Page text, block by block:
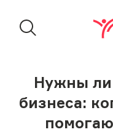
Нужны
бизнеса: